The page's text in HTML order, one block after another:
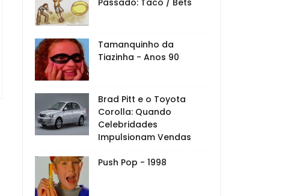
Passado: Taco / Bets
Tamanquinho da
Tiazinha - Anos 90
Brad Pitt e o Toyota
Corolla: Quando
Celebridades
Impulsionam Vendas
Push Pop - 1998